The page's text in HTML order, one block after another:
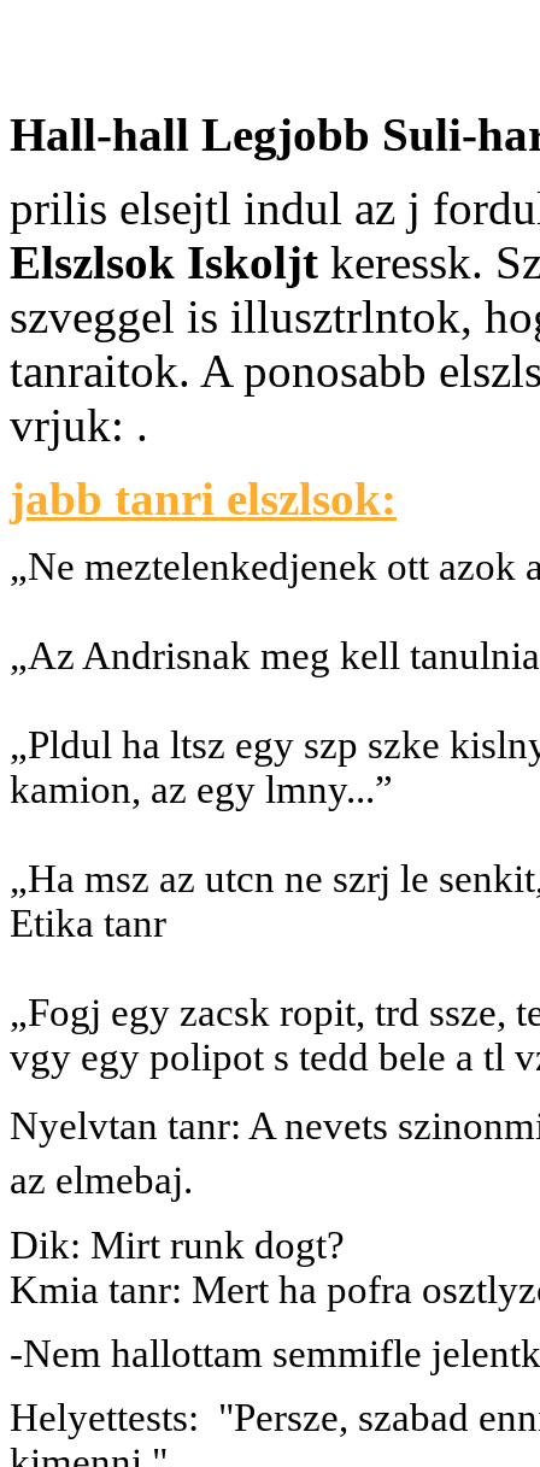
Hall-hall Legjobb Suli-
prilis elsejtl indul az j
Elszlsok Iskoljt keressk.
szveggel is illusztrlntok,
tanraitok. A ponosabb
vrjuk: .
jabb tanri elszlsok:
„Ne meztelenkedjenek ott azok
„Az Andrisnak meg kell
„Pldul ha ltsz egy szp szke
kamion, az egy lmny...”
„Ha msz az utcn ne szrj le
Etika tanr
„Fogj egy zacsk ropit, trd ssze,
vgy egy polipot s tedd bele a tl
Nyelvtan tanr: A nevets
az elmebaj.
Dik: Mirt runk dogt?
Kmia tanr: Mert ha pofra
-Nem hallottam semmifle
Helyettests: "Persze, szabad